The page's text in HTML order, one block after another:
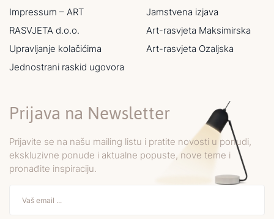
Impressum – ART
RASVJETA d.o.o.
Upravljanje kolačićima
Jednostrani raskid ugovora
Jamstvena izjava
Art-rasvjeta Maksimirska
Art-rasvjeta Ozaljska
Prijava na Newsletter
Prijavite se na našu mailing listu i pratite novosti u ponudi,
ekskluzivne ponude i aktualne popuste, nove teme i
pronađite inspiraciju.